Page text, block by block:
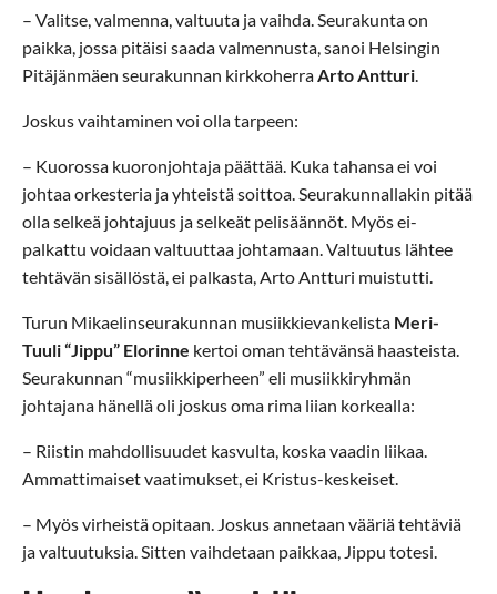
– Valitse, valmenna, valtuuta ja vaihda. Seurakunta on
paikka, jossa pitäisi saada valmennusta, sanoi Helsingin
Pitäjänmäen seurakunnan kirkkoherraArto Antturi.
Joskus vaihtaminen voi olla tarpeen:
– Kuorossa kuoronjohtaja päättää. Kuka tahansa ei voi
johtaa orkesteria ja yhteistä soittoa. Seurakunnallakin pitää
olla selkeä johtajuus ja selkeät pelisäännöt. Myös ei-
palkattu voidaan valtuuttaa johtamaan. Valtuutus lähtee
tehtävän sisällöstä, ei palkasta, Arto Antturi muistutti.
Turun Mikaelinseurakunnan musiikkievankelista Meri-
Tuuli “Jippu” Elorinne kertoi oman tehtävänsä haasteista.
Seurakunnan “musiikkiperheen” eli musiikkiryhmän
johtajana hänellä oli joskus oma rima liian korkealla:
– Riistin mahdollisuudet kasvulta, koska vaadin liikaa.
Ammattimaiset vaatimukset, ei Kristus-keskeiset.
– Myös virheistä opitaan. Joskus annetaan vääriä tehtäviä
ja valtuutuksia. Sitten vaihdetaan paikkaa, Jippu totesi.